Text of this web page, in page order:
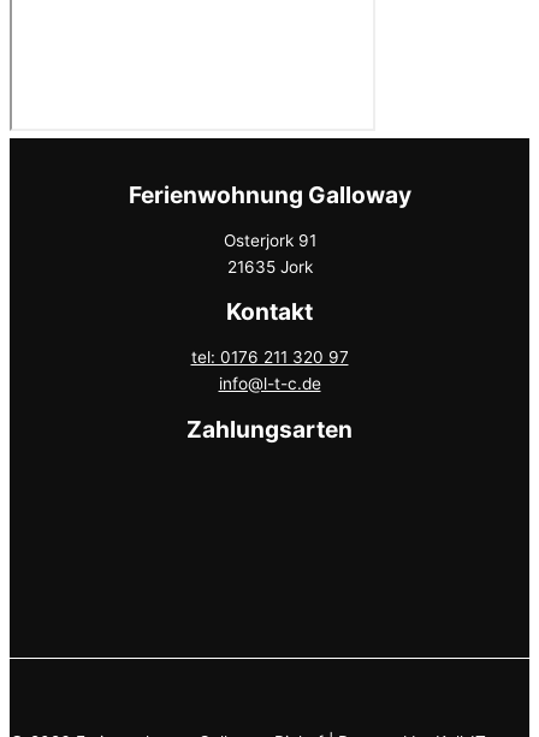
Ferienwohnung Galloway
Osterjork 91
21635 Jork
Kontakt
tel: 0176 211 320 97
info@l-t-c.de
Zahlungsarten